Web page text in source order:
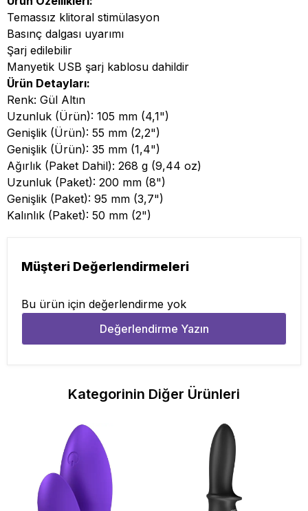
Temassız klitoral stimülasyon
Basınç dalgası uyarımı
Şarj edilebilir
Manyetik USB şarj kablosu dahildir
Ürün Detayları:
Renk: Gül Altın
Uzunluk (Ürün): 105 mm (4,1")
Genişlik (Ürün): 55 mm (2,2")
Genişlik (Ürün): 35 mm (1,4")
Ağırlık (Paket Dahil): 268 g (9,44 oz)
Uzunluk (Paket): 200 mm (8")
Genişlik (Paket): 95 mm (3,7")
Kalınlık (Paket): 50 mm (2")
Müşteri Değerlendirmeleri
Bu ürün için değerlendirme yok
Değerlendirme Yazın
Kategorinin Diğer Ürünleri